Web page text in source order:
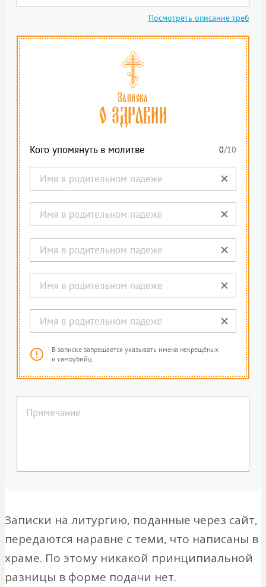
Записки на литургию, поданные через сайт,
передаются наравне с теми, что написаны в
храме. По этому никакой принципиальной
разницы в форме подачи нет.